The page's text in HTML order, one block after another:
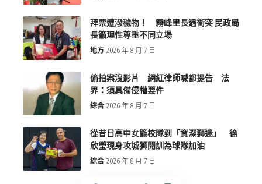
拜票遭潑穢物！ 霧峰里長遇衝突 民政局
長籲理性尊重不同立場
地方 2026 年 8 月 7 日
偷拍案沒影片 網紅律師喊都提告 法
界：須具備侵權要件
綜合 2026 年 8 月 7 日
從昔日高中女籃校隊到「資深獅迷」 徐
欣瑩現身攻城獅開訓為球隊加油
綜合 2026 年 8 月 7 日